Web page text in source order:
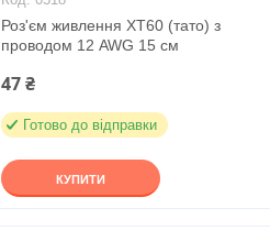
Роз'єм живлення XT60 (тато) з
проводом 12 AWG 15 см
47 ₴
Готово до відправки
КУПИТИ